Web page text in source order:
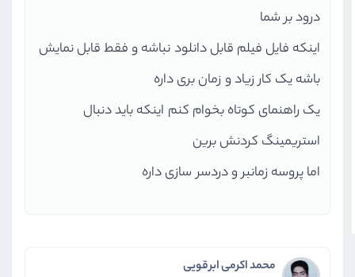
درود بر شما
اینکه فایل فیلم قابل دانلود نباشه و فقط قابل نمایش
باشه یک کار زیاد و زمان بری داره
یک راهنمای کوتاه بخوام کنم اینکه باید دنبال
استریمینگ کردنش برین
اما پروسه زمانبر و دردسر سازی داره
محمد اکرمی ابرقویی